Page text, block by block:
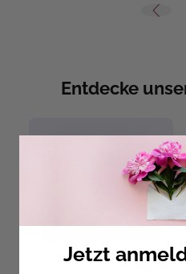
Entdecke
Jetzt